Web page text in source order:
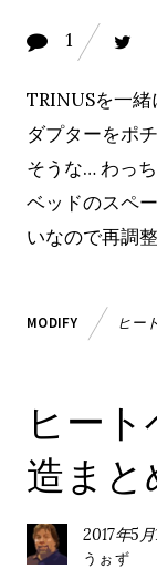
1
TRINUSを一
ダプターをポ
そうな… わっ
ベッドのスペ
いなので再調
MODIFY ヒー
ヒー
造まと
2017年5
うぉず